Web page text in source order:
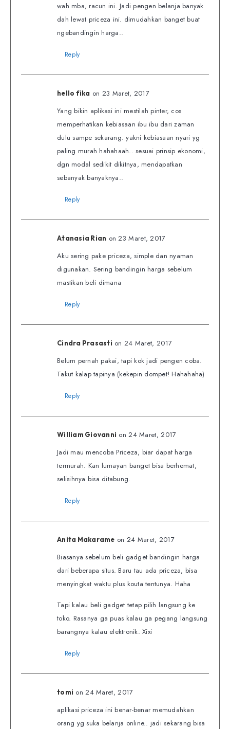
wah mba, racun ini. Jadi pengen belanja banyak
dah lewat priceza ini. dimudahkan banget buat
ngebandingin harga..
Reply
hello fika on 23 Maret, 2017
Yang bikin aplikasi ini mestilah pinter, cos
memperhatikan kebiasaan ibu ibu dari zaman
dulu sampe sekarang. yakni kebiasaan nyari yg
paling murah hahahaah.. sesuai prinsip ekonomi,
dgn modal sedikit dikitnya, mendapatkan
sebanyak banyaknya..
Reply
Atanasia Rian on 23 Maret, 2017
Aku sering pake priceza, simple dan nyaman
digunakan. Sering bandingin harga sebelum
mastikan beli dimana
Reply
Cindra Prasasti on 24 Maret, 2017
Belum pernah pakai, tapi kok jadi pengen coba.
Takut kalap tapinya (kekepin dompet! Hahahaha)
Reply
William Giovanni on 24 Maret, 2017
Jadi mau mencoba Priceza, biar dapat harga
termurah. Kan lumayan banget bisa berhemat,
selisihnya bisa ditabung.
Reply
Anita Makarame on 24 Maret, 2017
Biasanya sebelum beli gadget bandingin harga
dari beberapa situs. Baru tau ada priceza, bisa
menyingkat waktu plus kouta tentunya. Haha
Tapi kalau beli gadget tetap pilih langsung ke
toko. Rasanya ga puas kalau ga pegang langsung
barangnya kalau elektronik. Xixi
Reply
tomi on 24 Maret, 2017
aplikasi priceza ini benar-benar memudahkan
orang yg suka belanja online.. jadi sekarang bisa